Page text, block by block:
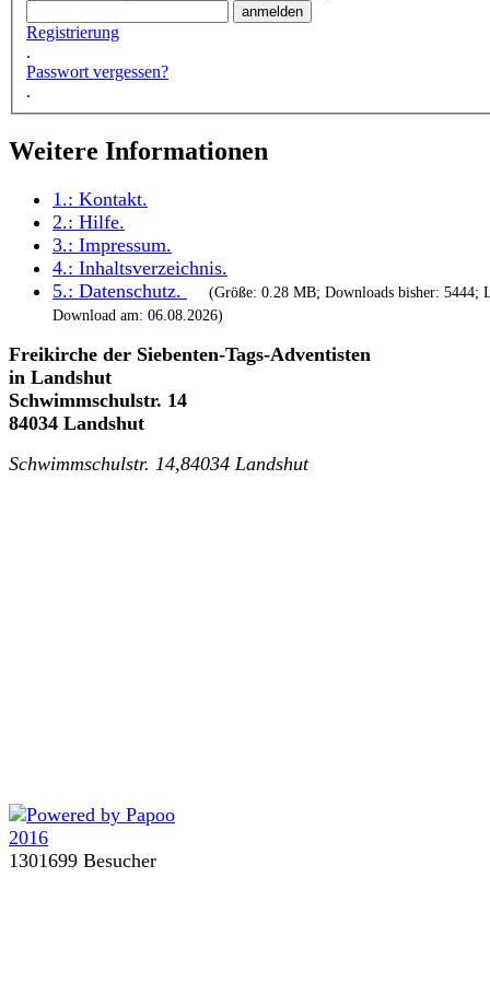
Registrierung
.
Passwort vergessen?
.
Weitere Informationen
1.: Kontakt.
2.: Hilfe.
3.: Impressum.
4.: Inhaltsverzeichnis.
5.: Datenschutz.
(Größe: 0.28 MB; Downloads bisher: 5444;
Download am: 06.08.2026)
Freikirche der Siebenten-Tags-Adventisten
in Landshut
Schwimmschulstr. 14
84034 Landshut
Schwimmschulstr. 14,84034 Landshut
1301699 Besucher